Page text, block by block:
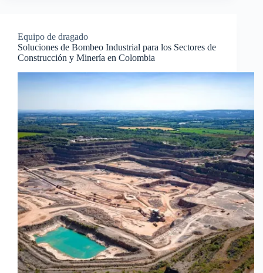
Equipo de dragado
Soluciones de Bombeo Industrial para los Sectores de
Construcción y Minería en Colombia